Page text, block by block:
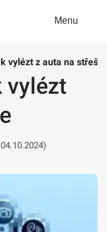
Menu
vylézt z auta na střeše
vylézt